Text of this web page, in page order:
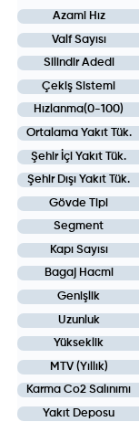
Azami Hız
Valf Sayısı
Silindir Adedi
Çekiş Sistemi
Hızlanma(0-100)
Ortalama Yakıt Tük.
Şehir İçi Yakıt Tük.
Şehir Dışı Yakıt Tük.
Gövde Tipi
Segment
Kapı Sayısı
Bagaj Hacmi
Genişlik
Uzunluk
Yükseklik
MTV (Yıllık)
Karma Co2 Salınımı
Yakıt Deposu